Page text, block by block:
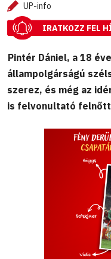
UP-info
IRATKOZZ FEL
Pintér Dániel, a 18
állampolgárságú
szerez, és még az
is felvonultató